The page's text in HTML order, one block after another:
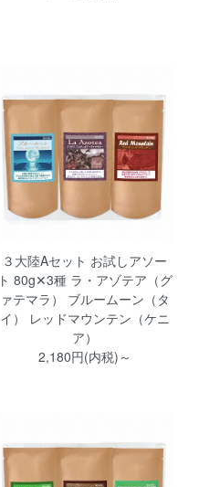
３大陸Aセット お試しアソー
ト 80g✕3種 ラ・アゾテア（グ
ァテマラ） ブルームーン（タ
イ） レッドマウンテン（ケニ
ア）
2,180円(内税)～